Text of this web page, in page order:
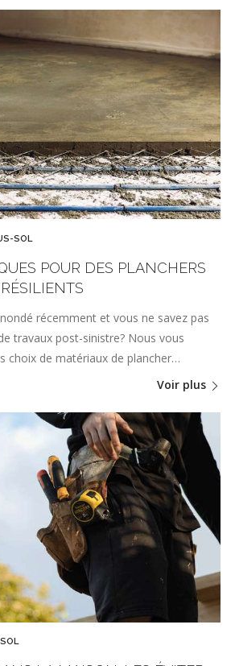
SOL
POUR DES PLANCHERS
récemment et vous ne savez pas
travaux post-sinistre? Nous vous
choix de matériaux de plancher…
Voir plus